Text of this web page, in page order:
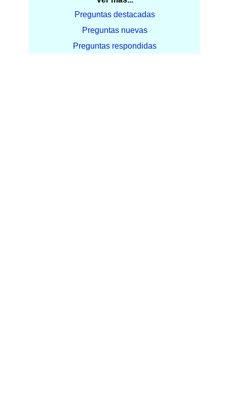
Preguntas destacadas
Preguntas nuevas
Preguntas respondidas